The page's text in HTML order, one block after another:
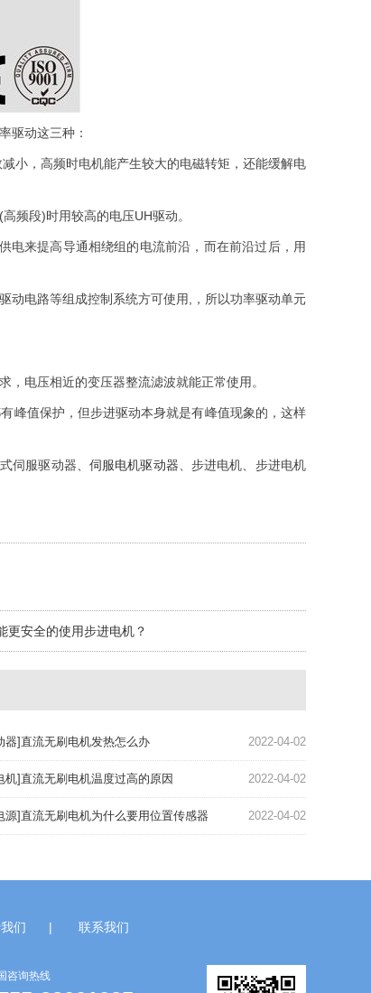
驱动这三种：
，高频时电机能产生较大的电磁转矩，还能缓解电
段)时用较高的电压UH驱动。
来提高导通相绕组的电流前沿，而在前沿过后，用
电路等组成控制系统方可使用,，所以功率驱动单元
电压相近的变压器整流滤波就能正常使用。
峰值保护，但步进驱动本身就是有峰值现象的，这样
伺服驱动器、 伺服电机驱动器 、步进电机、步进电机
更安全的使用步进电机？
2022-04-02
器]直流无刷电机发热怎么办
2022-04-02
机]直流无刷电机温度过高的原因
2022-04-02
源]直流无刷电机为什么要用位置传感器
们 | 联系我们
咨询热线